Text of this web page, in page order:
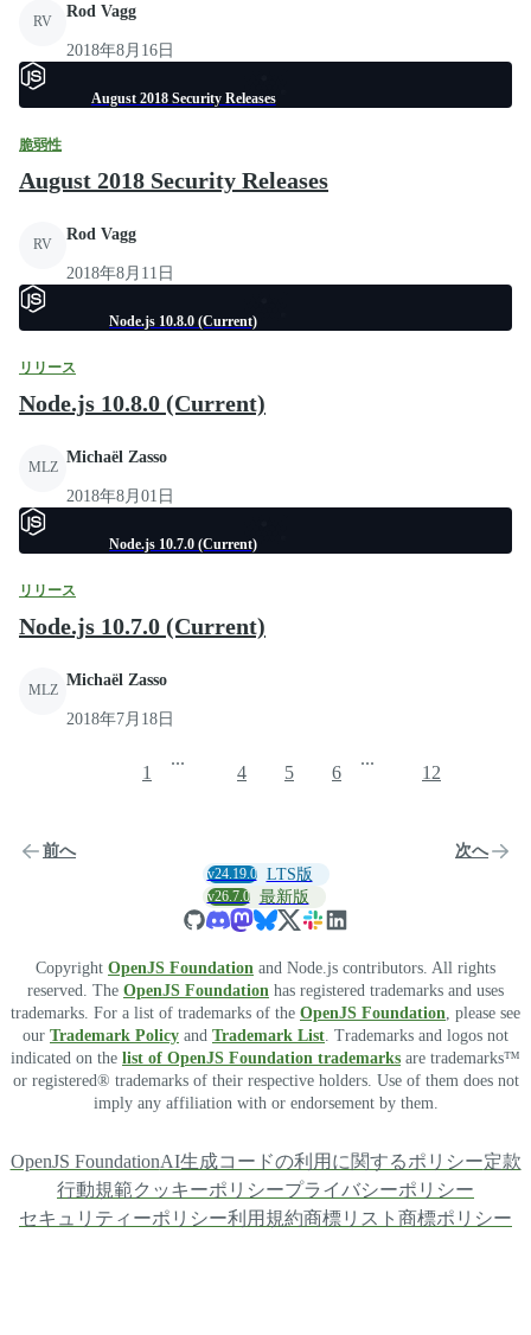
RV
Rod Vagg
2018年8月16日
August 2018 Security Releases
脆弱性
August 2018 Security Releases
RV
Rod Vagg
2018年8月11日
Node.js 10.8.0 (Current)
リリース
Node.js 10.8.0 (Current)
MLZ
Michaël Zasso
2018年8月01日
Node.js 10.7.0 (Current)
リリース
Node.js 10.7.0 (Current)
MLZ
Michaël Zasso
2018年7月18日
前へ
1
...
4 5 6
...
12
次へ
v24.19.0 LTS版
v26.7.0 最新版
Copyright OpenJS Foundation and Node.js contributors. All rights
reserved. The OpenJS Foundation has registered trademarks and uses
trademarks. For a list of trademarks of the OpenJS Foundation , please see
our Trademark Policy and Trademark List . Trademarks and logos not
indicated on the list of OpenJS Foundation trademarks are trademarks™
or registered® trademarks of their respective holders. Use of them does not
imply any affiliation with or endorsement by them.
OpenJS FoundationAI生成コードの利用に関するポリシー定款
行動規範クッキーポリシープライバシーポリシー
セキュリティーポリシー利用規約商標リスト 商標ポリシー